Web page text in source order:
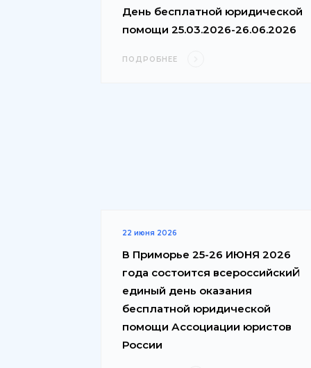
День бесплатной юридической
помощи 25.03.2026-26.06.2026
ПОДРОБНЕЕ
22 июня 2026
В Приморье 25-26 ИЮНЯ 2026
года состоится всероссийскиЙ
единый день оказания
бесплатной юридической
помощи Ассоциации юристов
России